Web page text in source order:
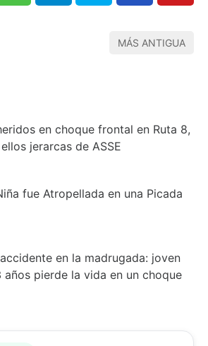
MÁS ANTIGUA
en choque frontal en Ruta 8,
jerarcas de ASSE
fue Atropellada en una Picada
en la madrugada: joven
años pierde la vida en un choque